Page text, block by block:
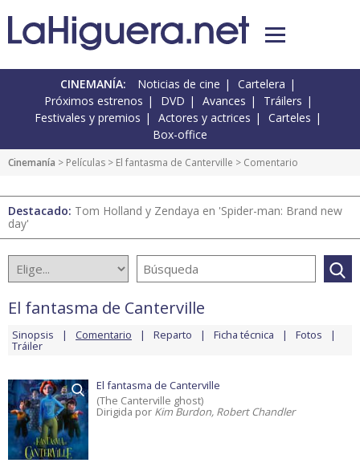
CINEMANÍA: Noticias de cine
Cartelera
Próximos estrenos
DVD Avances
Tráilers
Festivales y premios
Actores y actrices
Carteles
Box-office
Cinemanía > Películas > El fantasma de Canterville > Comentario
Destacado: Tom Holland y Zendaya en 'Spider-man: Brand new
day'
El fantasma de Canterville
Sinopsis Comentario Reparto Ficha técnica Fotos
Tráiler
El fantasma de Canterville
(The Canterville ghost)
Dirigida por Kim Burdon, Robert Chandler